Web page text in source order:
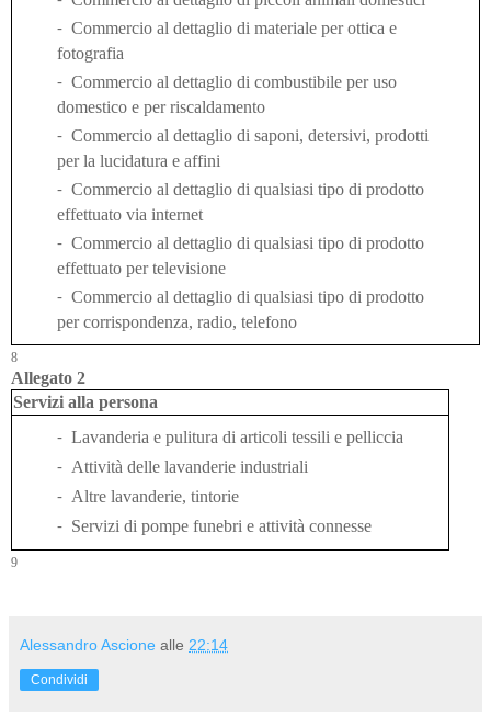
- Commercio al dettaglio di materiale per ottica e
fotografia
- Commercio al dettaglio di combustibile per uso
domestico e per riscaldamento
- Commercio al dettaglio di saponi, detersivi, prodotti
per la lucidatura e affini
- Commercio al dettaglio di qualsiasi tipo di prodotto
effettuato via internet
- Commercio al dettaglio di qualsiasi tipo di prodotto
effettuato per televisione
- Commercio al dettaglio di qualsiasi tipo di prodotto
per corrispondenza, radio, telefono
8
Allegato 2
Servizi alla persona
- Lavanderia e pulitura di articoli tessili e pelliccia
- Attività delle lavanderie industriali
- Altre lavanderie, tintorie
- Servizi di pompe funebri e attività connesse
9
Alessandro Ascione alle 22:14
Condividi